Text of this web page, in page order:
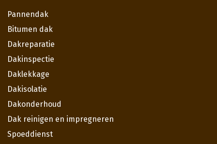
Pannendak
Bitumen dak
Dakreparatie
Dakinspectie
Daklekkage
Dakisolatie
Dakonderhoud
Dak reinigen en impregneren
Spoeddienst